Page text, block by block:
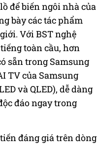
để biến ngôi nhà của
bày các tác phẩm
Với BST nghệ
toàn cầu, hơn
sẵn trong Samsung
TV của Samsung
và QLED), dễ dàng
đáo ngay trong
đáng giá trên dòng